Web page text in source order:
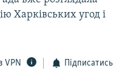
Харківських угод і
VPN Підписатись